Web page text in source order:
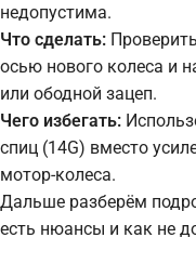
недопустима.
Что сделать:
осью нового колеса и
или ободной зацеп.
Чего избегать:
спиц (14G) вместо
мотор-колеса.
Дальше разберём
есть нюансы и как не